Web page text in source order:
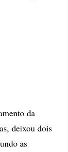
da
deixou dois
as